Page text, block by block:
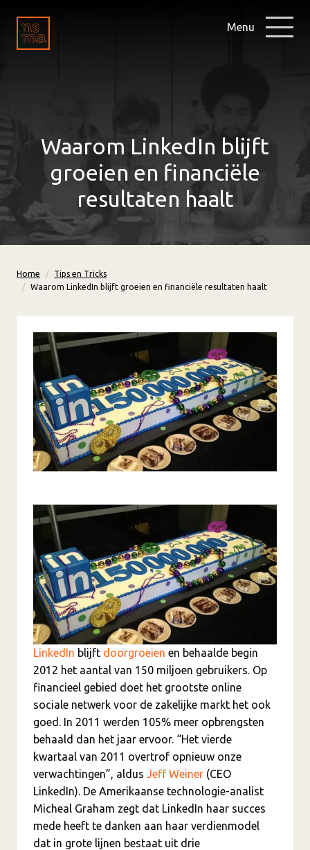
Menu
Waarom LinkedIn blijft
groeien en financiële
resultaten haalt
Home
Tips en Tricks
Waarom LinkedIn blijft groeien en financiële resultaten haalt
LinkedIn blijft doorgroeien en behaalde begin
2012 het aantal van 150 miljoen gebruikers. Op
financieel gebied doet het grootste online
sociale netwerk voor de zakelijke markt het ook
goed. In 2011 werden 105% meer opbrengsten
behaald dan het jaar ervoor. “Het vierde
kwartaal van 2011 overtrof opnieuw onze
verwachtingen”, aldus Jeff Weiner (CEO
LinkedIn). De Amerikaanse technologie-analist
Micheal Graham zegt dat LinkedIn haar succes
mede heeft te danken aan haar verdienmodel
dat in grote lijnen bestaat uit drie